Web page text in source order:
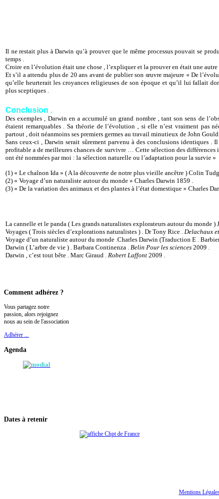
Il ne restait plus à Darwin qu’à prouver que le même processus pouvait se
temps .
Croire en l’évolution était une chose , l’expliquer et la prouver en était une autre
Et s’il a attendu plus de 20 ans avant de publier son œuvre majeure « De
qu’elle heurterait les croyances religieuses de son époque et qu’il lui fallait
plus sceptiques .
Conclusion .
Des exemples , Darwin en a accumulé un grand nombre , tant son sens de
étaient remarquables . Sa théorie de l’évolution , si elle n’est vraiment pas
partout , doit néanmoins ses premiers germes au travail minutieux de John
Sans ceux-ci , Darwin serait sûrement parvenu à des conclusions identiques
profitable a de meilleures chances de survivre … Cette sélection des
ont été nommées par moi : la sélection naturelle ou l’adaptation pour la survie »
(1) « Le chaînon Ida » ( A la découverte de notre plus vieille ancêtre ) Colin
(2) « Voyage d’un naturaliste autour du monde » Charles Darwin 1859 .
(3) « De la variation des animaux et des plantes à l’état domestique » Charles
La cannelle et le panda ( Les grands naturalistes explorateurs autour du monde )
Voyages ( Trois siècles d’explorations naturalistes ) . Dr Tony Rice . Delachaux
Voyage d’un naturaliste autour du monde .Charles Darwin (Traduction E .
Darwin ( L’arbre de vie ) . Barbara Continenza . Belin Pour les sciences 2009 .
Darwin , c’est tout bête . Marc Giraud . Robert Laffont 2009 .
Comment adhérez ?
Vous partagez notre
passion, alors rejoignez
nous au sein de l'association
Adhérer ...
Agenda
Dates à retenir
Mentions